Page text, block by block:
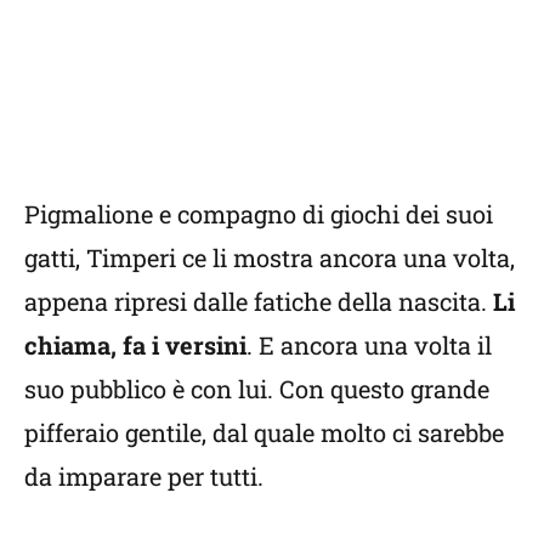
Pigmalione e compagno di giochi dei suoi
gatti, Timperi ce li mostra ancora una volta,
appena ripresi dalle fatiche della nascita. Li
chiama, fa i versini. E ancora una volta il
suo pubblico è con lui. Con questo grande
pifferaio gentile, dal quale molto ci sarebbe
da imparare per tutti.